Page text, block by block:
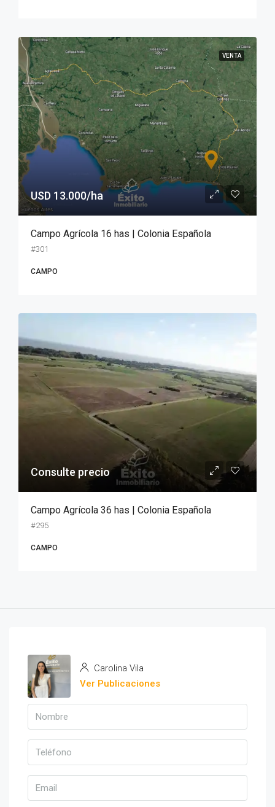
VENTA
USD 13.000/ha
Campo Agrícola 16 has | Colonia Española
#301
CAMPO
Consulte precio
Campo Agrícola 36 has | Colonia Española
#295
CAMPO
Carolina Vila
Ver Publicaciones